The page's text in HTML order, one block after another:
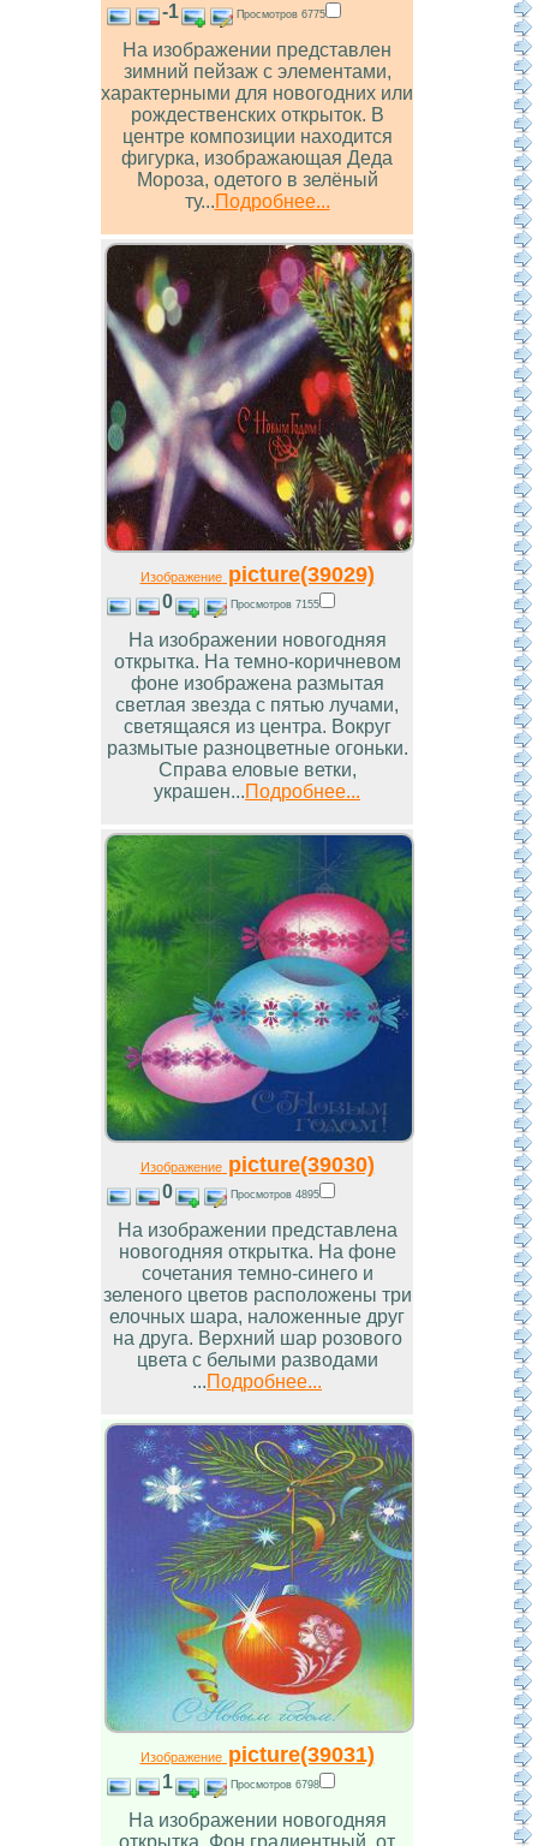
-1 Просмотров 6775
На изображении представлен
зимний пейзаж с элементами,
характерными для новогодних или
рождественских открыток. В
центре композиции находится
фигурка, изображающая Деда
Мороза, одетого в зелёный
ту...Подробнее...
Изображениеpicture(39029)
0 Просмотров 7155
На изображении новогодняя
открытка. На темно-коричневом
фоне изображена размытая
светлая звезда с пятью лучами,
светящаяся из центра. Вокруг
размытые разноцветные огоньки.
Справа еловые ветки,
украшен...Подробнее...
Изображениеpicture(39030)
0 Просмотров 4895
На изображении представлена
новогодняя открытка. На фоне
сочетания темно-синего и
зеленого цветов расположены три
елочных шара, наложенные друг
на друга. Верхний шар розового
цвета с белыми разводами
...Подробнее...
Изображениеpicture(39031)
1 Просмотров 6798
На изображении новогодняя